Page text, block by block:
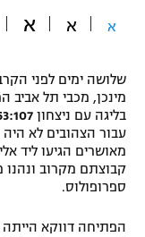
משתתפים וזוכים
תקנון משתתפים
תקנון עבור
תקנון עבור פעילות
טניס
גיימינג E-Sports
ספורט מוטורי
פוטבול אמריקאי NFL
בייסבול MLB
ספורט אתגרי
אומנויות לחימה
א א א
שלושה ימים לפני הקרב
מינכן, מכבי תל
בליגה עם ניצחון
מאושרים הגיעו ליד
קבוצתם מקרוב
ספרופולוס.